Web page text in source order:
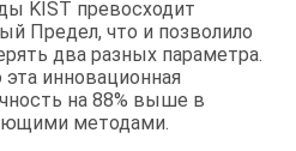
KIST превосходит
Предел, что и позволило
два разных параметра.
инновационная
на 88% выше в
методами.